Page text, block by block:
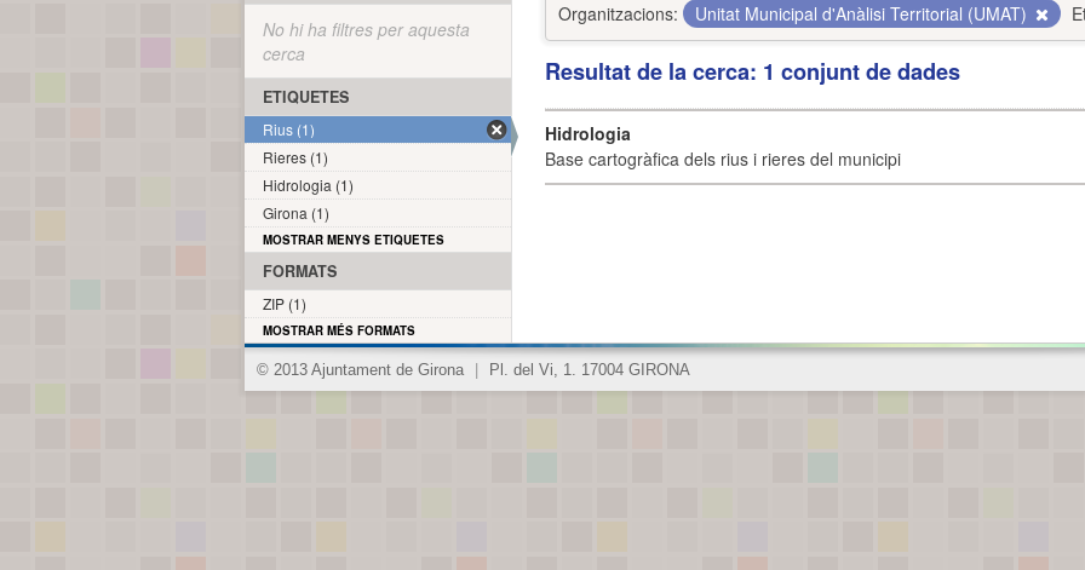
Organitzacions:
Unitat Municipal d'Anàlisi Territorial (UMAT)
Resultat de la cerca: 1 conjunt de dades
Hidrologia
Base cartogràfica dels rius i rieres del municipi
No hi ha filtres per aquesta
cerca
ETIQUETES
Rius (1)
Rieres (1)
Hidrologia (1)
Girona (1)
MOSTRAR MENYS ETIQUETES
FORMATS
ZIP (1)
MOSTRAR MÉS FORMATS
© 2013 Ajuntament de Girona Pl. del Vi, 1. 17004 GIRONA